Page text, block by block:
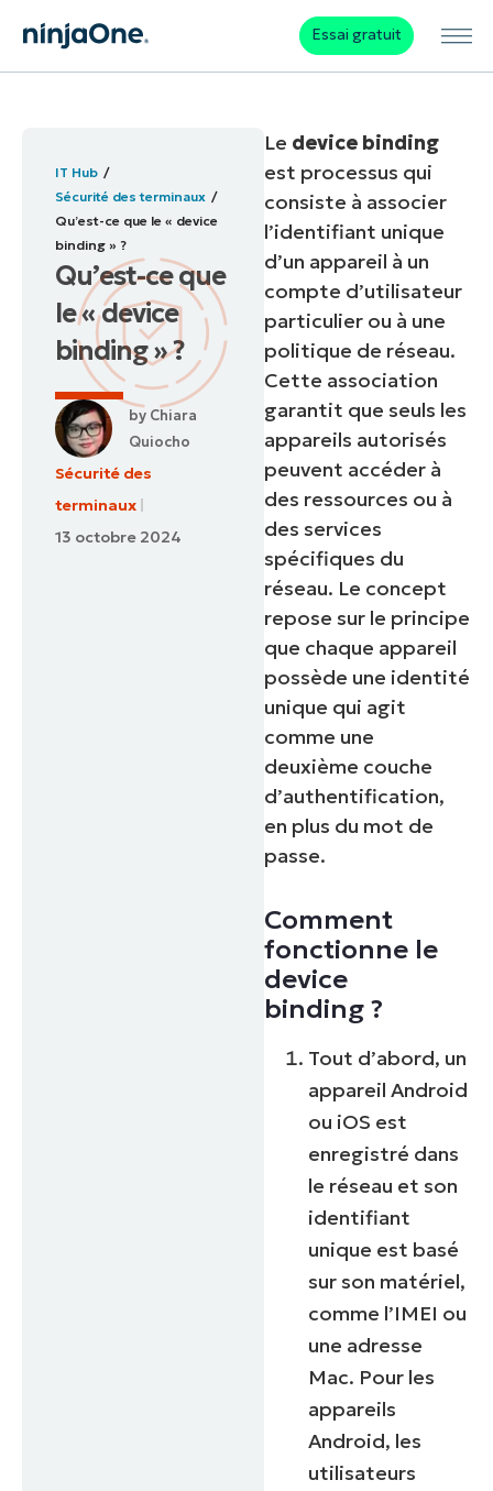
Essai gratuit
IT Hub
Sécurité des terminaux
Qu’est-ce que le « device
binding » ?
Qu’est-ce que
le « device
binding » ?
by Chiara
Quiocho
Sécurité des
terminaux
13 octobre 2024
Le device binding
est processus qui
consiste à associer
l’identifiant unique
d’un appareil à un
compte d’utilisateur
particulier ou à une
politique de réseau.
Cette association
garantit que seuls les
appareils autorisés
peuvent accéder à
des ressources ou à
des services
spécifiques du
réseau. Le concept
repose sur le principe
que chaque appareil
possède une identité
unique qui agit
comme une
deuxième couche
d’authentification,
en plus du mot de
passe.
Comment
fonctionne le
device
binding ?
Tout d’abord, un
appareil Android
ou iOS est
enregistré dans
le réseau et son
identifiant
unique est basé
sur son matériel,
comme l’IMEI ou
une adresse
Mac. Pour les
appareils
Android, les
utilisateurs